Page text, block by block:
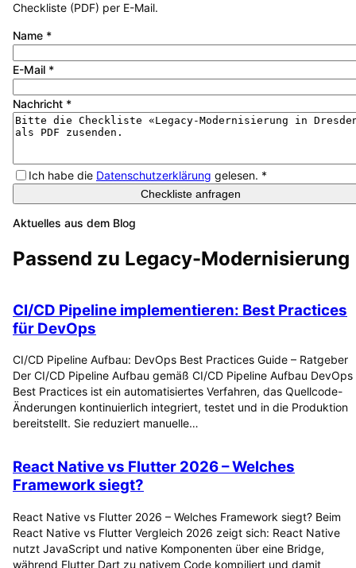
Checkliste (PDF) per E-Mail.
Name *
E-Mail *
Nachricht *
Ich habe die Datenschutzerklärung gelesen. *
Checkliste anfragen
Aktuelles aus dem Blog
Passend zu Legacy-Modernisierung
CI/CD Pipeline implementieren: Best Practices
für DevOps
CI/CD Pipeline Aufbau: DevOps Best Practices Guide – Ratgeber
Der CI/CD Pipeline Aufbau gemäß CI/CD Pipeline Aufbau DevOps
Best Practices ist ein automatisiertes Verfahren, das Quellcode-
Änderungen kontinuierlich integriert, testet und in die Produktion
bereitstellt. Sie reduziert manuelle…
React Native vs Flutter 2026 – Welches
Framework siegt?
React Native vs Flutter 2026 – Welches Framework siegt? Beim
React Native vs Flutter Vergleich 2026 zeigt sich: React Native
nutzt JavaScript und native Komponenten über eine Bridge,
während Flutter Dart zu nativem Code kompiliert und damit